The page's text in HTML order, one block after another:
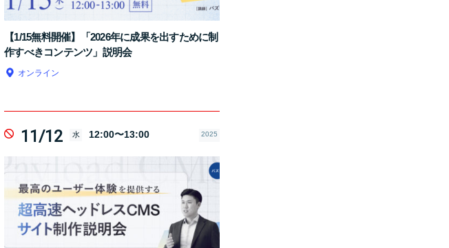
【1/15無料開催】「2026年に成果を出すために制
作すべきコンテンツ」説明会
オンライン
11/12 水 12:00〜13:00 2025